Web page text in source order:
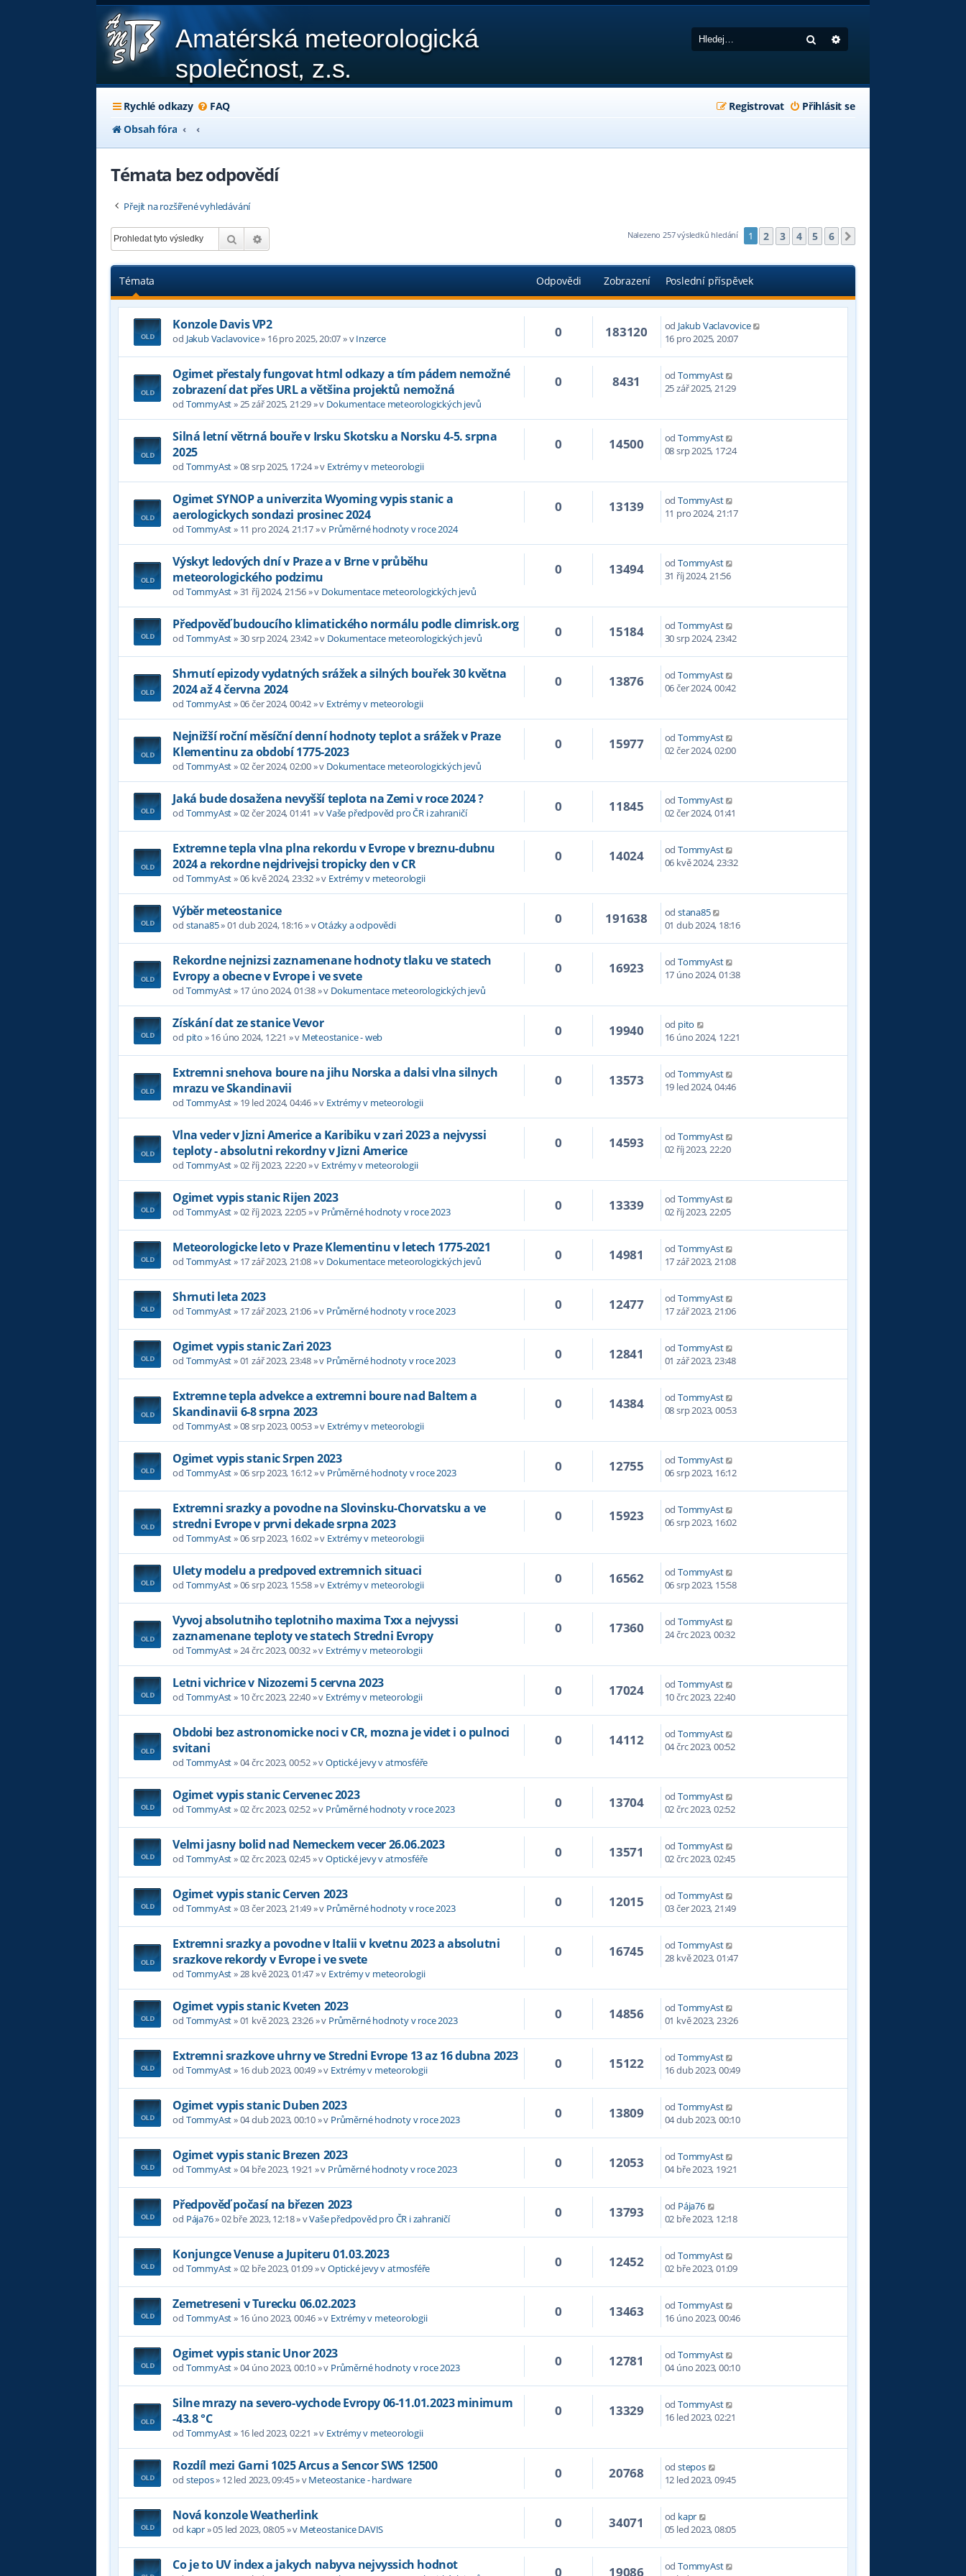
Amatérská meteorologická
společnost, z.s.
Hledat
Rychlé odkazy FAQ Přihlásit se
Registrovat
Obsah fóra
Témata bez odpovědí
Přejít na rozšířené vyhledávání
Hledat Nalezeno 257 výsledků hledání 1 2 3 4 5 6
Témata Odpovědi Zobrazení Poslední příspěvek
Konzole Davis VP2
od Jakub Vaclavovice» 16 pro 2025, 20:07» vInzerce 0 183120 od Jakub Vaclavovice
16 pro 2025, 20:07
Ogimet přestaly fungovat html odkazy a tím pádem nemožné
zobrazení dat přes URL a většina projektů nemožná
od TommyAst»25 zář 2025, 21:29» v Dokumentace meteorologických jevů
0 8431 od TommyAst
25 zář 2025, 21:29
Silná letní větrná bouře v Irsku Skotsku a Norsku 4-5. srpna
2025
od TommyAst»08 srp 2025, 17:24» v Extrémy v meteorologii
0 14500 od TommyAst
08 srp 2025, 17:24
Ogimet SYNOP a univerzita Wyoming vypis stanic a
aerologickych sondazi prosinec 2024
od TommyAst» 11 pro 2024, 21:17» v Průměrné hodnoty v roce 2024
0 13139 od TommyAst
11 pro 2024, 21:17
Výskyt ledových dní v Praze a v Brne v průběhu
meteorologického podzimu
od TommyAst»31 říj 2024, 21:56» v Dokumentace meteorologických jevů
0 13494 od TommyAst
31 říj 2024, 21:56
Předpověď budoucího klimatického normálu podle climrisk.org
od TommyAst»30 srp 2024, 23:42» v Dokumentace meteorologických jevů 0 15184 od TommyAst
30 srp 2024, 23:42
Shrnutí epizody vydatných srážek a silných bouřek 30 května
2024 až 4 června 2024
od TommyAst»06 čer 2024, 00:42» v Extrémy v meteorologii
0 13876 od TommyAst
06 čer 2024, 00:42
Nejnižší roční měsíční denní hodnoty teplot a srážek v Praze
Klementinu za období 1775-2023
od TommyAst»02 čer 2024, 02:00» v Dokumentace meteorologických jevů
0 15977 od TommyAst
02 čer 2024, 02:00
Jaká bude dosažena nevyšší teplota na Zemi v roce 2024 ?
od TommyAst»02 čer 2024, 01:41 » vVaše předpověd pro ČR i zahraničí 0 11845 od TommyAst
02 čer 2024, 01:41
Extremne tepla vlna plna rekordu v Evrope v breznu-dubnu
2024 a rekordne nejdrivejsi tropicky den v CR
od TommyAst»06 kvě 2024, 23:32» v Extrémy v meteorologii
0 14024 od TommyAst
06 kvě 2024, 23:32
Výběr meteostanice
od stana85»01 dub 2024, 18:16» vOtázky a odpovědi 0 191638 od stana85
01 dub 2024, 18:16
Rekordne nejnizsi zaznamenane hodnoty tlaku ve statech
Evropy a obecne v Evrope i ve svete
od TommyAst» 17 úno 2024, 01:38» v Dokumentace meteorologických jevů
0 16923 od TommyAst
17 úno 2024, 01:38
Získání dat ze stanice Vevor
od pito »16 úno 2024, 12:21 » v Meteostanice - web 0 19940 od pito
16 úno 2024, 12:21
Extremni snehova boure na jihu Norska a dalsi vlna silnych
mrazu ve Skandinavii
od TommyAst» 19 led 2024, 04:46» v Extrémy v meteorologii
0 13573 od TommyAst
19 led 2024, 04:46
Vlna veder v Jizni Americe a Karibiku v zari 2023 a nejvyssi
teploty - absolutni rekordny v Jizni Americe
od TommyAst»02 říj 2023, 22:20» v Extrémy v meteorologii
0 14593 od TommyAst
02 říj 2023, 22:20
Ogimet vypis stanic Rijen 2023
od TommyAst»02 říj 2023, 22:05» v Průměrné hodnoty v roce 2023 0 13339 od TommyAst
02 říj 2023, 22:05
Meteorologicke leto v Praze Klementinu v letech 1775-2021
od TommyAst» 17 zář 2023, 21:08» v Dokumentace meteorologických jevů 0 14981 od TommyAst
17 zář 2023, 21:08
Shrnuti leta 2023
od TommyAst» 17 zář 2023, 21:06» v Průměrné hodnoty v roce 2023 0 12477 od TommyAst
17 zář 2023, 21:06
Ogimet vypis stanic Zari 2023
od TommyAst»01 zář 2023, 23:48» v Průměrné hodnoty v roce 2023 0 12841 od TommyAst
01 zář 2023, 23:48
Extremne tepla advekce a extremni boure nad Baltem a
Skandinavii 6-8 srpna 2023
od TommyAst»08 srp 2023, 00:53» v Extrémy v meteorologii
0 14384 od TommyAst
08 srp 2023, 00:53
Ogimet vypis stanic Srpen 2023
od TommyAst»06 srp 2023, 16:12» v Průměrné hodnoty v roce 2023 0 12755 od TommyAst
06 srp 2023, 16:12
Extremni srazky a povodne na Slovinsku-Chorvatsku a ve
stredni Evrope v prvni dekade srpna 2023
od TommyAst»06 srp 2023, 16:02» v Extrémy v meteorologii
0 15923 od TommyAst
06 srp 2023, 16:02
Ulety modelu a predpoved extremnich situaci
od TommyAst»06 srp 2023, 15:58» v Extrémy v meteorologii 0 16562 od TommyAst
06 srp 2023, 15:58
Vyvoj absolutniho teplotniho maxima Txx a nejvyssi
zaznamenane teploty ve statech Stredni Evropy
od TommyAst»24 črc 2023, 00:32» v Extrémy v meteorologii
0 17360 od TommyAst
24 črc 2023, 00:32
Letni vichrice v Nizozemi 5 cervna 2023
od TommyAst» 10 črc 2023, 22:40» v Extrémy v meteorologii 0 17024 od TommyAst
10 črc 2023, 22:40
Obdobi bez astronomicke noci v CR, mozna je videt i o pulnoci
svitani
od TommyAst»04 črc 2023, 00:52» vOptické jevy v atmosféře
0 14112 od TommyAst
04 črc 2023, 00:52
Ogimet vypis stanic Cervenec 2023
od TommyAst»02 črc 2023, 02:52» v Průměrné hodnoty v roce 2023 0 13704 od TommyAst
02 črc 2023, 02:52
Velmi jasny bolid nad Nemeckem vecer 26.06.2023
od TommyAst»02 črc 2023, 02:45» vOptické jevy v atmosféře 0 13571 od TommyAst
02 črc 2023, 02:45
Ogimet vypis stanic Cerven 2023
od TommyAst»03 čer 2023, 21:49» v Průměrné hodnoty v roce 2023 0 12015 od TommyAst
03 čer 2023, 21:49
Extremni srazky a povodne v Italii v kvetnu 2023 a absolutni
srazkove rekordy v Evrope i ve svete
od TommyAst»28 kvě 2023, 01:47» v Extrémy v meteorologii
0 16745 od TommyAst
28 kvě 2023, 01:47
Ogimet vypis stanic Kveten 2023
od TommyAst»01 kvě 2023, 23:26» v Průměrné hodnoty v roce 2023 0 14856 od TommyAst
01 kvě 2023, 23:26
Extremni srazkove uhrny ve Stredni Evrope 13 az 16 dubna 2023
od TommyAst» 16 dub 2023, 00:49» v Extrémy v meteorologii 0 15122 od TommyAst
16 dub 2023, 00:49
Ogimet vypis stanic Duben 2023
od TommyAst»04 dub 2023, 00:10» v Průměrné hodnoty v roce 2023 0 13809 od TommyAst
04 dub 2023, 00:10
Ogimet vypis stanic Brezen 2023
od TommyAst»04 bře 2023, 19:21 » v Průměrné hodnoty v roce 2023 0 12053 od TommyAst
04 bře 2023, 19:21
Předpověď počasí na březen 2023
od Pája76»02 bře 2023, 12:18» vVaše předpověd pro ČR i zahraničí 0 13793 od Pája76
02 bře 2023, 12:18
Konjungce Venuse a Jupiteru 01.03.2023
od TommyAst»02 bře 2023, 01:09» vOptické jevy v atmosféře 0 12452 od TommyAst
02 bře 2023, 01:09
Zemetreseni v Turecku 06.02.2023
od TommyAst» 16 úno 2023, 00:46» v Extrémy v meteorologii 0 13463 od TommyAst
16 úno 2023, 00:46
Ogimet vypis stanic Unor 2023
od TommyAst»04 úno 2023, 00:10» v Průměrné hodnoty v roce 2023 0 12781 od TommyAst
04 úno 2023, 00:10
Silne mrazy na severo-vychode Evropy 06-11.01.2023 minimum
-43.8 °C
od TommyAst» 16 led 2023, 02:21 » v Extrémy v meteorologii
0 13329 od TommyAst
16 led 2023, 02:21
Rozdíl mezi Garni 1025 Arcus a Sencor SWS 12500
od stepos» 12 led 2023, 09:45» vMeteostanice - hardware 0 20768 od stepos
12 led 2023, 09:45
Nová konzole Weatherlink
od kapr»05 led 2023, 08:05» v Meteostanice DAVIS 0 34071 od kapr
05 led 2023, 08:05
Co je to UV index a jakych nabyva nejvyssich hodnot 0 19086 od TommyAst